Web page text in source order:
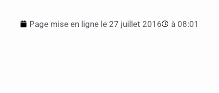
Page mise en ligne le 27 juillet 2016 à 08:01